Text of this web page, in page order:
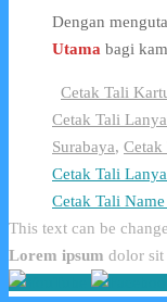
Dengan
Utama bagi
Cetak Tali
Cetak Tali
Surabaya, Cetak
Cetak Tali
Cetak Tali
This text can be
Lorem ipsum dolor sit